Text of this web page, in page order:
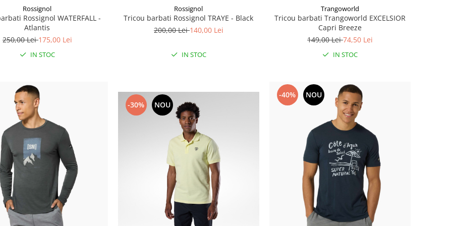
Rossignol
Rossignol WATERFALL -
Atlantis
250,00 Lei175,00 Lei
IN STOC
Rossignol
Tricou barbati Rossignol TRAYE - Black
200,00 Lei140,00 Lei
IN STOC
Trangoworld
Tricou barbati Trangoworld EXCELSIOR
Capri Breeze
149,00 Lei74,50 Lei
IN STOC
-30% NOU
-40% NOU